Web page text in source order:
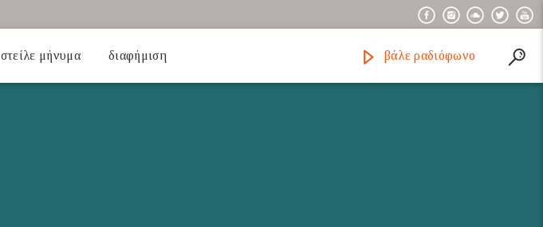
στείλε μήνυμα διαφήμιση βάλε ραδιόφωνο